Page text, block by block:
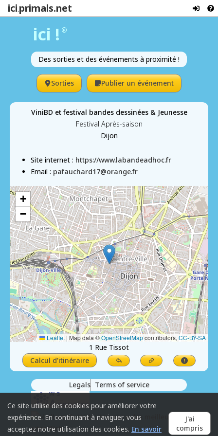
ici.primals.net
ici ! ®
Des sorties et des événements à proximité !
Sorties Publier un événement
ViniBD et festival bandes dessinées & Jeunesse
Festival Après-saison
Dijon
Site internet : https://www.labandeadhoc.fr
Email : pafauchard17@orange.fr
+
−
Leaflet | Map data ©OpenStreetMapcontributors, CC-BY-SA
1 Rue Tissot
Calcul d'itinéraire
Legals Terms of service
Ce site utilise des cookies pour améliorer votre
expérience. En continuant à naviguer, vous
acceptez notre utilisation des cookies. En savoir
J'ai
compris